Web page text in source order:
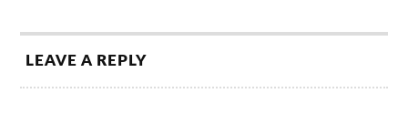
LEAVE A REPLY